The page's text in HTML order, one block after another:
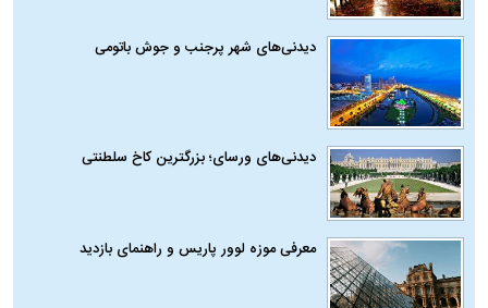
دیدنی‌های شهر پرجنب و جوش باتومی
دیدنی‌های ورسای؛ بزرگترین کاخ سلطنتی
معرفی موزه لوور پاریس و راهنمای بازدید